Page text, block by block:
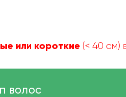
или короткие (< 40 см)
волос